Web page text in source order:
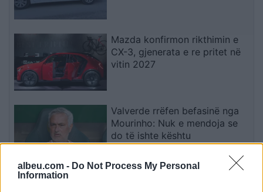
albeu.com - Do Not Process My Personal
Information
Mazda konfirmon rikthimin e
CX-3, gjenerata e re pritet në
vitin 2027
Valverde rrëfen befasinë nga
Mourinho: Nuk e mendoja se
do të ishte kështu